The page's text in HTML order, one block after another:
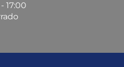
17:00